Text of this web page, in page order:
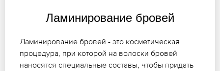
Ламинирование бровей
Ламинирование бровей - это косметическая
процедура, при которой на волоски бровей
наносятся специальные составы, чтобы придать